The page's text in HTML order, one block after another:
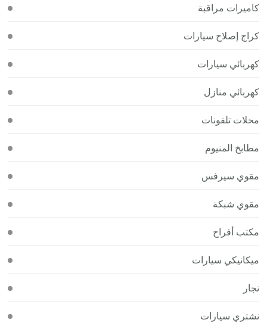
كاميرات مراقبة
كراج إصلاح سيارات
كهربائي سيارات
كهربائي منازل
محلات تلفونات
مطابخ المنيوم
مقوي سيرفس
مقوي شبكة
مكتب أفراح
ميكانيكي سيارات
نجار
نشتري سيارات